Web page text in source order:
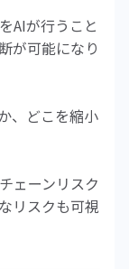
AIが行うこと
が可能になり
、どこを縮小
ェーンリスク
リスクも可視